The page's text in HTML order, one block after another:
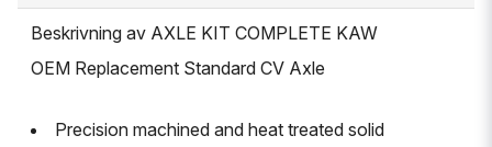
Beskrivning av AXLE KIT COMPLETE KAW
OEM Replacement Standard CV Axle
Precision machined and heat treated solid